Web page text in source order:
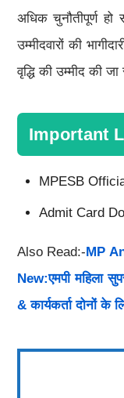
अधिक चुनौतीपूर्ण
उम्मीदवारों की
वृद्धि की उम्मीद की जा
Important
MPESB
Admit Card
Also Read:-MP
New:एमपी महिला
& कार्यकर्ता दोनों